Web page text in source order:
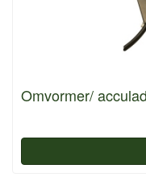
Omvormer/